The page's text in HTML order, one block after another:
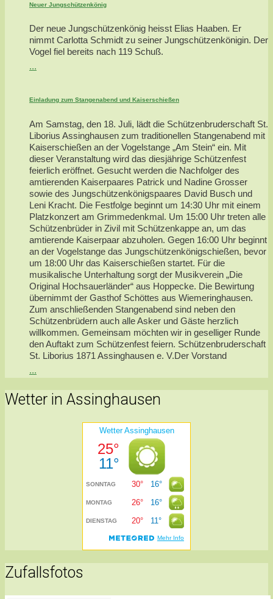
Neuer Jungschützenkönig
Der neue Jungschützenkönig heisst Elias Haaben. Er
nimmt Carlotta Schmidt zu seiner Jungschützenkönigin. Der
Vogel fiel bereits nach 119 Schuß.
...
Einladung zum Stangenabend und Kaiserschießen
Am Samstag, den 18. Juli, lädt die Schützenbruderschaft St.
Liborius Assinghausen zum traditionellen Stangenabend mit
Kaiserschießen an der Vogelstange „Am Stein“ ein. Mit
dieser Veranstaltung wird das diesjährige Schützenfest
feierlich eröffnet. Gesucht werden die Nachfolger des
amtierenden Kaiserpaares Patrick und Nadine Grosser
sowie des Jungschützenkönigspaares David Busch und
Leni Kracht. Die Festfolge beginnt um 14:30 Uhr mit einem
Platzkonzert am Grimmedenkmal. Um 15:00 Uhr treten alle
Schützenbrüder in Zivil mit Schützenkappe an, um das
amtierende Kaiserpaar abzuholen. Gegen 16:00 Uhr beginnt
an der Vogelstange das Jungschützenkönigschießen, bevor
um 18:00 Uhr das Kaiserschießen startet. Für die
musikalische Unterhaltung sorgt der Musikverein „Die
Original Hochsauerländer“ aus Hoppecke. Die Bewirtung
übernimmt der Gasthof Schöttes aus Wiemeringhausen.
Zum anschließenden Stangenabend sind neben den
Schützenbrüdern auch alle Asker und Gäste herzlich
willkommen. Gemeinsam möchten wir in geselliger Runde
den Auftakt zum Schützenfest feiern. Schützenbruderschaft
St. Liborius 1871 Assinghausen e. V.Der Vorstand
...
Wetter in Assinghausen
Zufallsfotos